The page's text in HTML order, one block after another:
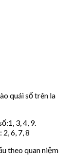
quái số trên la
3, 4, 9.
6, 7, 8
theo quan niệm